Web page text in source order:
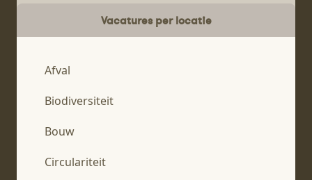
Vacatures per locatie
Afval
Biodiversiteit
Bouw
Circulariteit